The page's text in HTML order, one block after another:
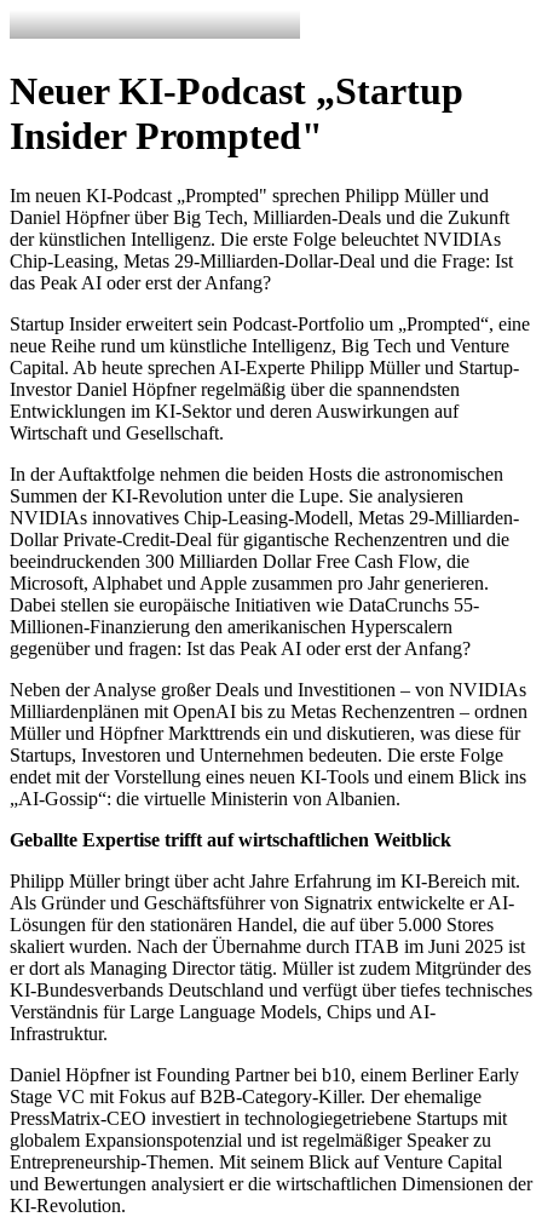
Neuer KI-Podcast „Startup
Insider Prompted"
Im neuen KI-Podcast „Prompted" sprechen Philipp Müller und
Daniel Höpfner über Big Tech, Milliarden-Deals und die Zukunft
der künstlichen Intelligenz. Die erste Folge beleuchtet NVIDIAs
Chip-Leasing, Metas 29-Milliarden-Dollar-Deal und die Frage: Ist
das Peak AI oder erst der Anfang?
Startup Insider erweitert sein Podcast-Portfolio um „Prompted“, eine
neue Reihe rund um künstliche Intelligenz, Big Tech und Venture
Capital. Ab heute sprechen AI-Experte Philipp Müller und Startup-
Investor Daniel Höpfner regelmäßig über die spannendsten
Entwicklungen im KI-Sektor und deren Auswirkungen auf
Wirtschaft und Gesellschaft.
In der Auftaktfolge nehmen die beiden Hosts die astronomischen
Summen der KI-Revolution unter die Lupe. Sie analysieren
NVIDIAs innovatives Chip-Leasing-Modell, Metas 29-Milliarden-
Dollar Private-Credit-Deal für gigantische Rechenzentren und die
beeindruckenden 300 Milliarden Dollar Free Cash Flow, die
Microsoft, Alphabet und Apple zusammen pro Jahr generieren.
Dabei stellen sie europäische Initiativen wie DataCrunchs 55-
Millionen-Finanzierung den amerikanischen Hyperscalern
gegenüber und fragen: Ist das Peak AI oder erst der Anfang?
Neben der Analyse großer Deals und Investitionen – von NVIDIAs
Milliardenplänen mit OpenAI bis zu Metas Rechenzentren – ordnen
Müller und Höpfner Markttrends ein und diskutieren, was diese für
Startups, Investoren und Unternehmen bedeuten. Die erste Folge
endet mit der Vorstellung eines neuen KI-Tools und einem Blick ins
„AI-Gossip“: die virtuelle Ministerin von Albanien.
Geballte Expertise trifft auf wirtschaftlichen Weitblick
Philipp Müller bringt über acht Jahre Erfahrung im KI-Bereich mit.
Als Gründer und Geschäftsführer von Signatrix entwickelte er AI-
Lösungen für den stationären Handel, die auf über 5.000 Stores
skaliert wurden. Nach der Übernahme durch ITAB im Juni 2025 ist
er dort als Managing Director tätig. Müller ist zudem Mitgründer des
KI-Bundesverbands Deutschland und verfügt über tiefes technisches
Verständnis für Large Language Models, Chips und AI-
Infrastruktur.
Daniel Höpfner ist Founding Partner bei b10, einem Berliner Early
Stage VC mit Fokus auf B2B-Category-Killer. Der ehemalige
PressMatrix-CEO investiert in technologiegetriebene Startups mit
globalem Expansionspotenzial und ist regelmäßiger Speaker zu
Entrepreneurship-Themen. Mit seinem Blick auf Venture Capital
und Bewertungen analysiert er die wirtschaftlichen Dimensionen der
KI-Revolution.